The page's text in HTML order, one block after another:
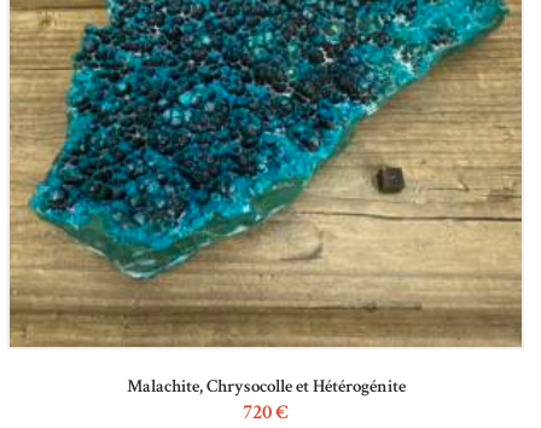
Malachite, Chrysocolle et Hétérogénite
720€